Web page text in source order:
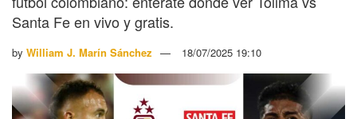
Santa Fe en vivo y gratis.
by William J. Marín Sánchez 18/07/2025 19:10